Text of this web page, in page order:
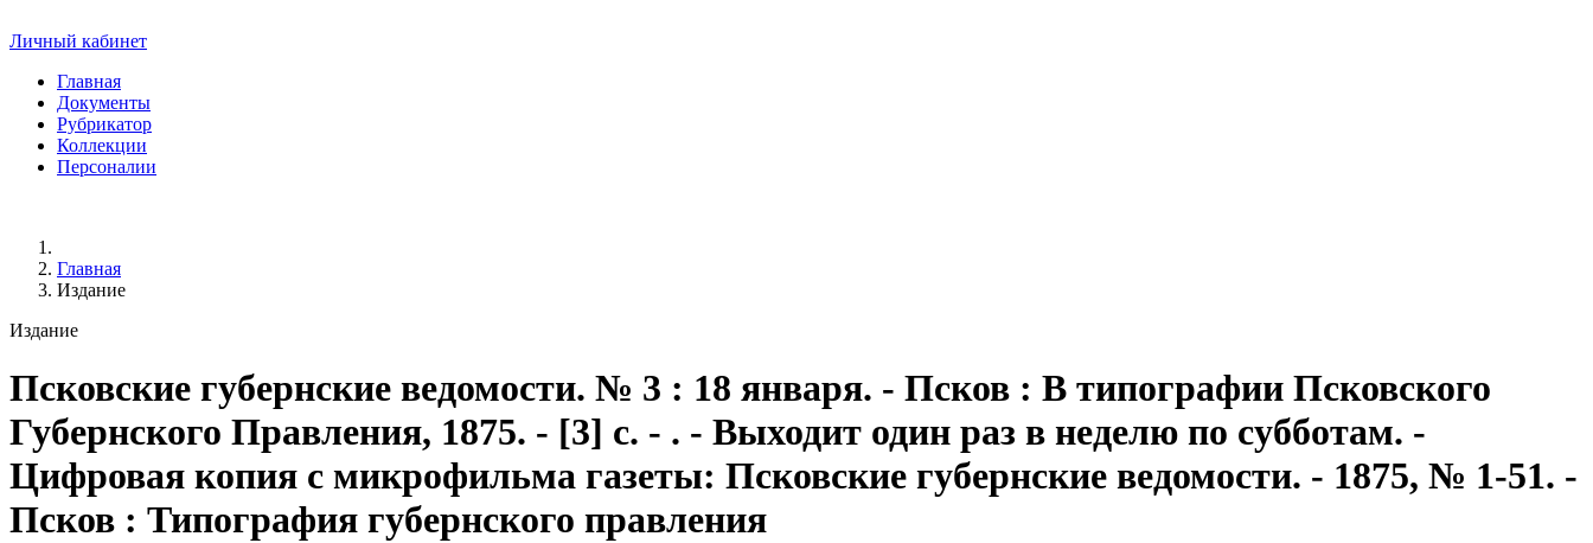
Личный кабинет
Главная
Документы
Рубрикатор
Коллекции
Персоналии
Главная
Издание
Издание
Псковские губернские ведомости. № 3 : 18 января. - Псков : В типографии Псковского
Губернского Правления, 1875. - [3] с. - . - Выходит один раз в неделю по субботам. -
Цифровая копия с микрофильма газеты: Псковские губернские ведомости. - 1875, № 1-51. -
Псков : Типография губернского правления